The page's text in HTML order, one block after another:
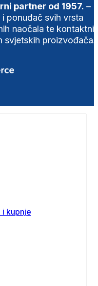
partner od 1957. –
ponuđač svih vrsta
naočala te
svjetskih proizvođača.
i kupnje